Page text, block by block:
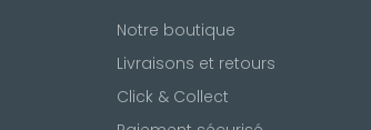
Notre boutique
Livraisons et retours
Click & Collect